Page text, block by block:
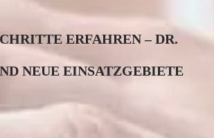
ERFAHREN – DR.
NEUE EINSATZGEBIETE